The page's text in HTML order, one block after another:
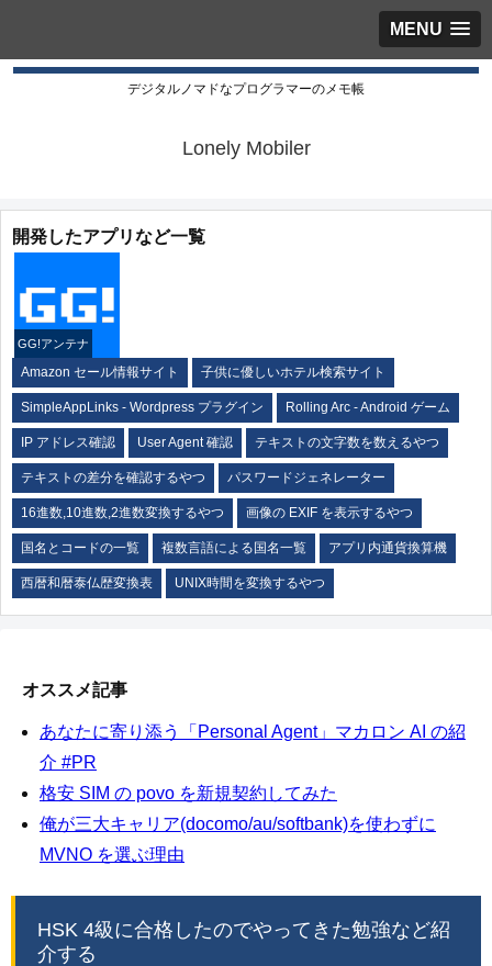
MENU
デジタルノマドなプログラマーのメモ帳
Lonely Mobiler
開発したアプリなど一覧
GG!アンテナ
Amazon セール情報サイト 子供に優しいホテル検索サイト
SimpleAppLinks - Wordpress プラグイン Rolling Arc - Android ゲーム
IP アドレス確認 User Agent 確認 テキストの文字数を数えるやつ
テキストの差分を確認するやつ パスワードジェネレーター
16進数,10進数,2進数変換するやつ 画像の EXIF を表示するやつ
国名とコードの一覧 複数言語による国名一覧 アプリ内通貨換算機
西暦和暦泰仏歴変換表 UNIX時間を変換するやつ
オススメ記事
あなたに寄り添う「Personal Agent」マカロン AI の紹
介 #PR
格安 SIM の povo を新規契約してみた
俺が三大キャリア(docomo/au/softbank)を使わずに
MVNO を選ぶ理由
HSK 4級に合格したのでやってきた勉強など紹
介する